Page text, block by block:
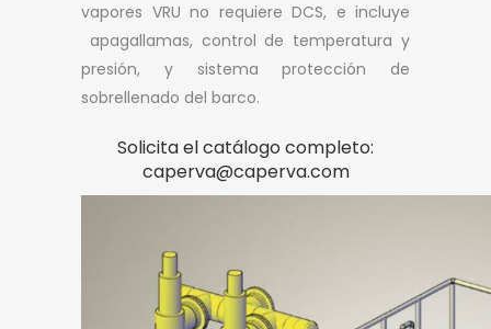
vapores VRU no requiere DCS, e incluye
apagallamas, control de temperatura y
presión, y sistema protección de
sobrellenado del barco.
Solicita el catálogo completo:
caperva@caperva.com